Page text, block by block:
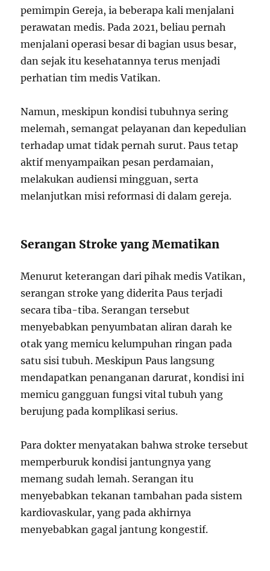
pemimpin Gereja, ia beberapa kali menjalani
perawatan medis. Pada 2021, beliau pernah
menjalani operasi besar di bagian usus besar,
dan sejak itu kesehatannya terus menjadi
perhatian tim medis Vatikan.
Namun, meskipun kondisi tubuhnya sering
melemah, semangat pelayanan dan kepedulian
terhadap umat tidak pernah surut. Paus tetap
aktif menyampaikan pesan perdamaian,
melakukan audiensi mingguan, serta
melanjutkan misi reformasi di dalam gereja.
Serangan Stroke yang Mematikan
Menurut keterangan dari pihak medis Vatikan,
serangan stroke yang diderita Paus terjadi
secara tiba-tiba. Serangan tersebut
menyebabkan penyumbatan aliran darah ke
otak yang memicu kelumpuhan ringan pada
satu sisi tubuh. Meskipun Paus langsung
mendapatkan penanganan darurat, kondisi ini
memicu gangguan fungsi vital tubuh yang
berujung pada komplikasi serius.
Para dokter menyatakan bahwa stroke tersebut
memperburuk kondisi jantungnya yang
memang sudah lemah. Serangan itu
menyebabkan tekanan tambahan pada sistem
kardiovaskular, yang pada akhirnya
menyebabkan gagal jantung kongestif.